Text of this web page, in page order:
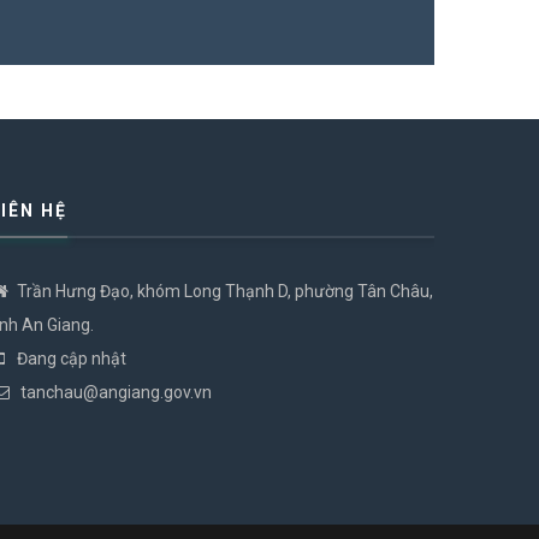
HỆ
Trần Hưng Đạo, khóm Long Thạnh D, phường Tân Châu,
An Giang.
Đang cập nhật
tanchau@angiang.gov.vn